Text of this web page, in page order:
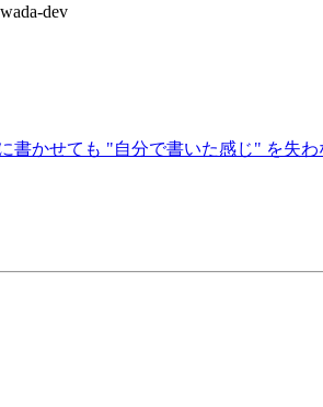
dev
書かせても "自分で書いた感じ" を失わ